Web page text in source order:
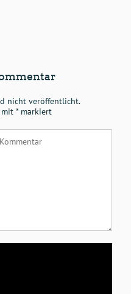
nicht veröffentlicht.
mit *markiert